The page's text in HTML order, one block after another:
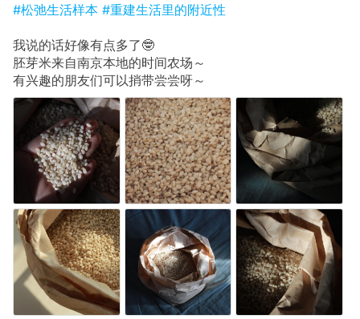
#松弛生活样本 #重建生活里的附近性
我说的话好像有点多了🤓
胚芽米来自南京本地的时间农场～
有兴趣的朋友们可以捎带尝尝呀～